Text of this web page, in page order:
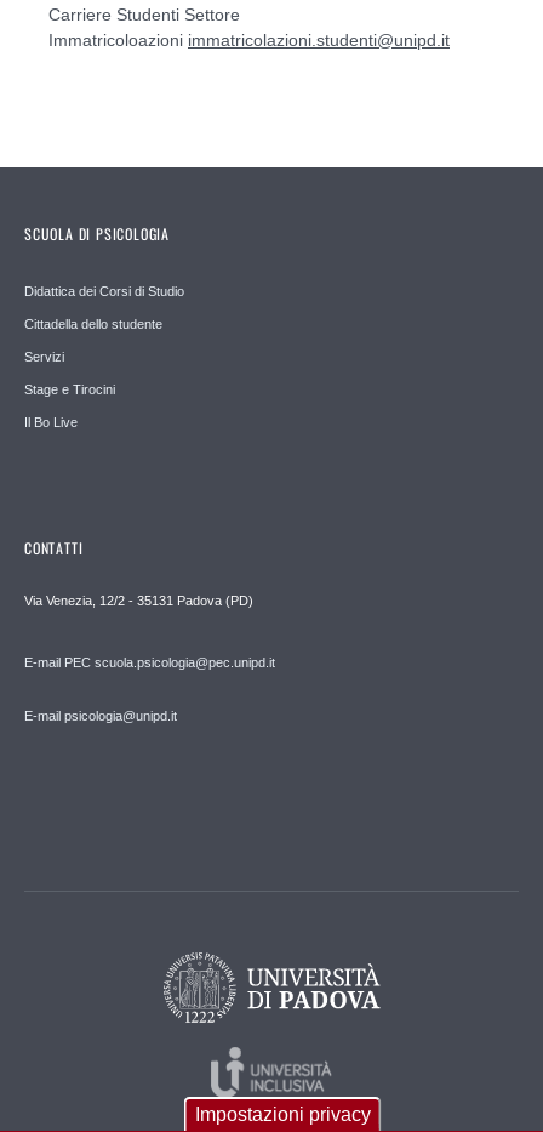
Carriere Studenti Settore
Immatricoloazioni immatricolazioni.studenti@unipd.it
SCUOLA DI PSICOLOGIA
Didattica dei Corsi di Studio
Cittadella dello studente
Servizi
Stage e Tirocini
Il Bo Live
CONTATTI
Via Venezia, 12/2 - 35131 Padova (PD)
E-mail PEC scuola.psicologia@pec.unipd.it
E-mail psicologia@unipd.it
Impostazioni privacy